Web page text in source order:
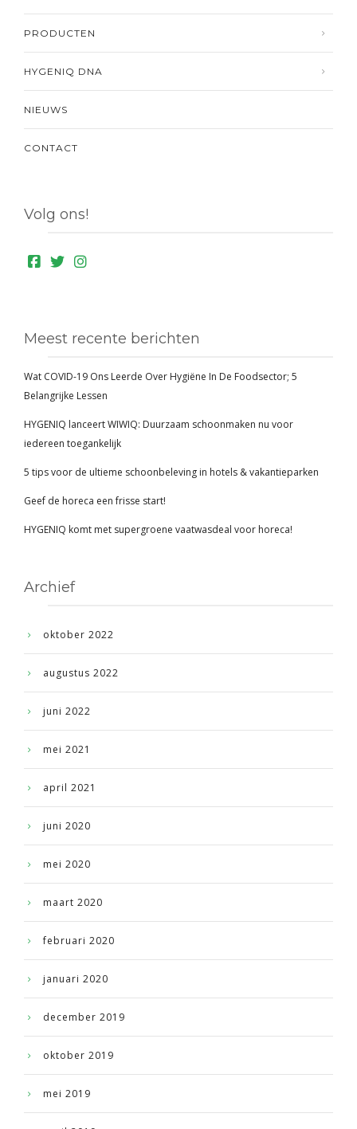
PRODUCTEN
HYGENIQ DNA
NIEUWS
CONTACT
Volg ons!
Meest recente berichten
Wat COVID-19 Ons Leerde Over Hygiëne In De Foodsector; 5
Belangrijke Lessen
HYGENIQ lanceert WIWIQ: Duurzaam schoonmaken nu voor
iedereen toegankelijk
5 tips voor de ultieme schoonbeleving in hotels & vakantieparken
Geef de horeca een frisse start!
HYGENIQ komt met supergroene vaatwasdeal voor horeca!
Archief
oktober 2022
augustus 2022
juni 2022
mei 2021
april 2021
juni 2020
mei 2020
maart 2020
februari 2020
januari 2020
december 2019
oktober 2019
mei 2019